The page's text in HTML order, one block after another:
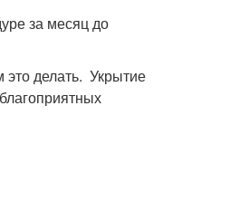
за месяц до
это делать. Укрытие